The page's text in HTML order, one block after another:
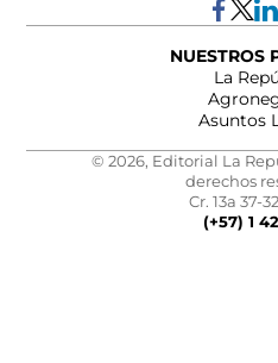
NUESTROS
La
Asuntos
© 2026, Editorial La
derechos
Cr. 13a 37-
(+57) 1